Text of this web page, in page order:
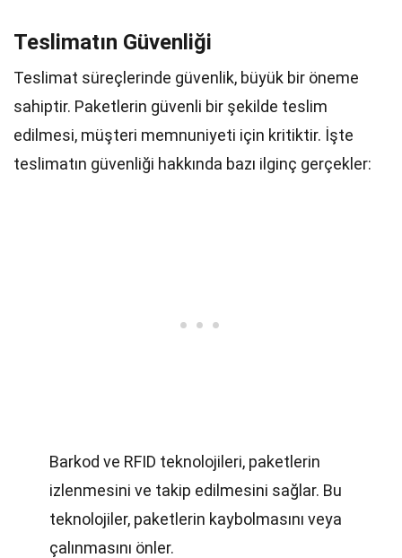
Teslimatın Güvenliği
Teslimat süreçlerinde güvenlik, büyük bir öneme
sahiptir. Paketlerin güvenli bir şekilde teslim
edilmesi, müşteri memnuniyeti için kritiktir. İşte
teslimatın güvenliği hakkında bazı ilginç gerçekler:
Barkod ve RFID teknolojileri, paketlerin
izlenmesini ve takip edilmesini sağlar. Bu
teknolojiler, paketlerin kaybolmasını veya
çalınmasını önler.